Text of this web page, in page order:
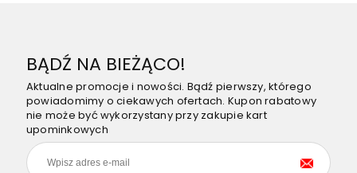
BĄDŹ NA BIEŻĄCO!
Aktualne promocje i nowości. Bądź pierwszy, którego
powiadomimy o ciekawych ofertach. Kupon rabatowy
nie może być wykorzystany przy zakupie kart
upominkowych